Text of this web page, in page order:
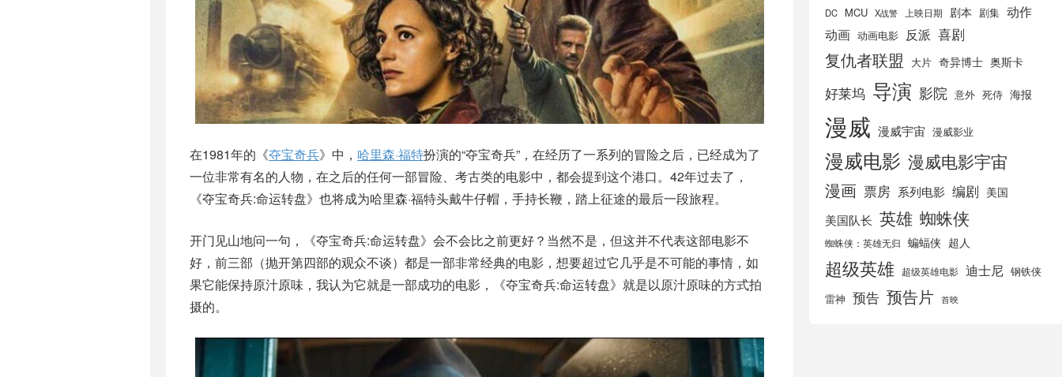
在1981年的《夺宝奇兵》中， 哈里森·福特扮演的“夺宝奇兵”，在经历了一系列的冒险之后，已经成为了
一位非常有名的人物，在之后的任何一部冒险、考古类的电影中，都会提到这个港口。42年过去了，
《夺宝奇兵:命运转盘》也将成为哈里森·福特头戴牛仔帽，手持长鞭，踏上征途的最后一段旅程。
开门见山地问一句，《夺宝奇兵:命运转盘》会不会比之前更好？当然不是，但这并不代表这部电影不
好，前三部（抛开第四部的观众不谈）都是一部非常经典的电影，想要超过它几乎是不可能的事情，如
果它能保持原汁原味，我认为它就是一部成功的电影，《夺宝奇兵:命运转盘》就是以原汁原味的方式拍
摄的。
DC MCU X战警 上映日期 剧本 剧集 动作
动画 动画电影 反派 喜剧
复仇者联盟 大片 奇异博士 奥斯卡
好莱坞 导演 影院 意外 死侍 海报
漫威 漫威宇宙 漫威影业
漫威电影 漫威电影宇宙
漫画 票房 系列电影 编剧 美国
美国队长 英雄 蜘蛛侠
蜘蛛侠：英雄无归 蝙蝠侠 超人
超级英雄 超级英雄电影 迪士尼 钢铁侠
雷神 预告 预告片 首映